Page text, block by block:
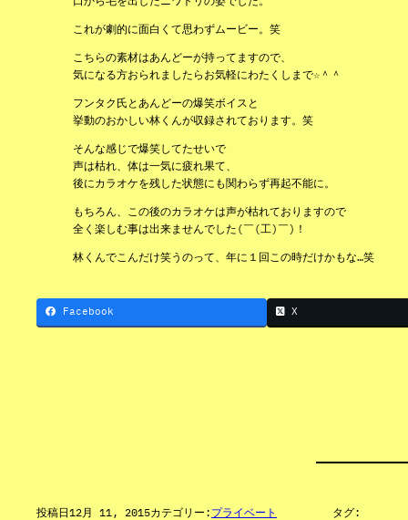
これが劇的に面白くて思わずムービー。笑
こちらの素材はあんどーが持ってますので、
気になる方おられましたらお気軽にわたくしまで☆＾＾
フンタク氏とあんどーの爆笑ボイスと
挙動のおかしい林くんが収録されております。笑
そんな感じで爆笑してたせいで
声は枯れ、体は一気に疲れ果て、
後にカラオケを残した状態にも関わらず再起不能に。
もちろん、この後のカラオケは声が枯れておりますので
全く楽しむ事は出来ませんでした(￣(工)￣)！
林くんでこんだけ笑うのって、年に１回この時だけかもな…笑
Facebook X
投稿日12月 11, 2015カテゴリー: プライベート タグ: